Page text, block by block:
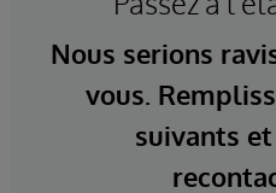
Nous serions
vous.
suivants